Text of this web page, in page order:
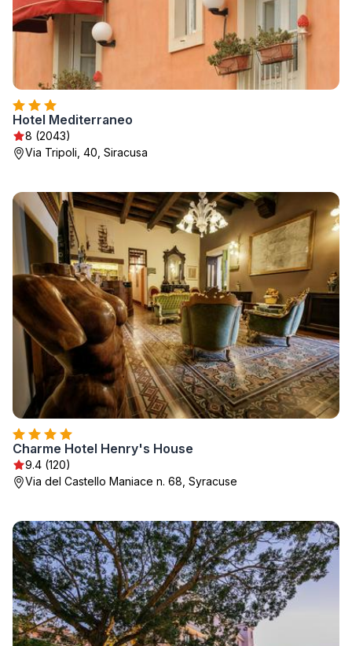
Hotel Mediterraneo
8 (2043)
Via Tripoli, 40, Siracusa
Charme Hotel Henry's House
9.4 (120)
Via del Castello Maniace n. 68, Syracuse